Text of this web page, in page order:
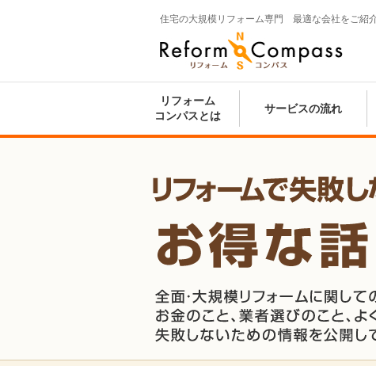
住宅の大規模リフォーム専門 最適な会社をご紹
ス
リフォーム
コンパスとは
サービスの流れ